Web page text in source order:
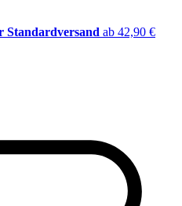
Standardversand ab 42,90 €